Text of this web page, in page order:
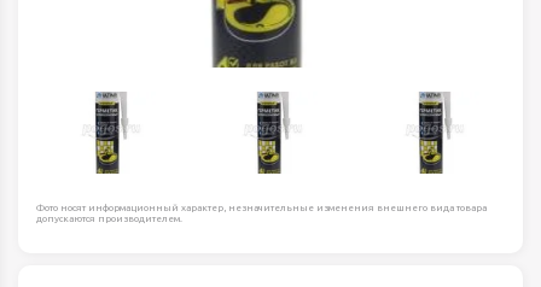
Фото носят информационный характер, незначительные изменения внешнего вида товара
допускаются производителем.